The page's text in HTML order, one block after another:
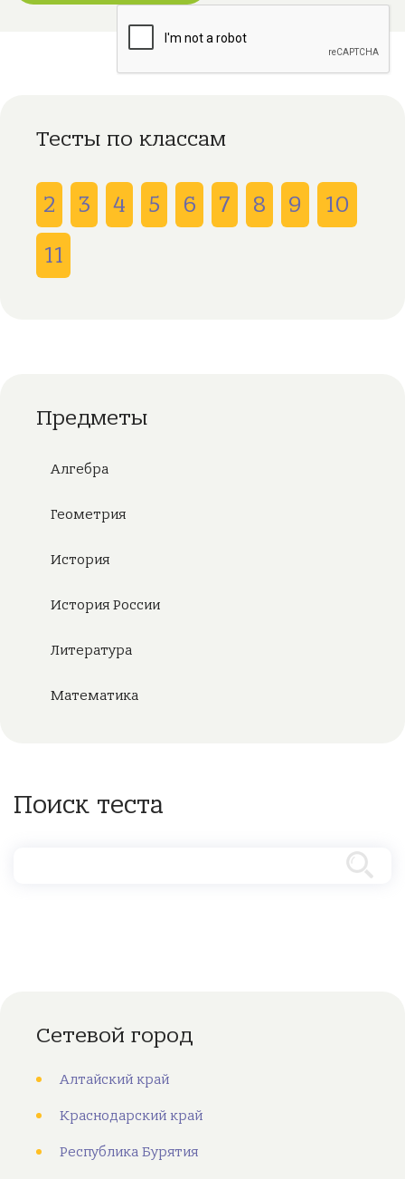
Тесты по классам
2 3 4 5 6 7 8 9
10
11
Предметы
Алгебра
Геометрия
История
История России
Литература
Математика
Поиск теста
Сетевой город
Алтайский край
Краснодарский край
Республика Бурятия